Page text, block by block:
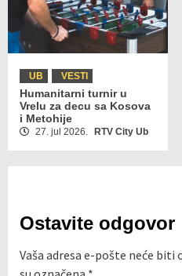
UB VESTI
Humanitarni turnir u
Vrelu za decu sa Kosova
i Metohije
27. jul 2026. RTV City Ub
Ostavite odgovor
Vaša adresa e-pošte neće biti